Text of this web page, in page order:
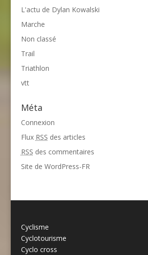
L'actu de Dylan Kowalski
Marche
Non classé
Trail
Triathlon
vtt
Méta
Connexion
Flux RSS des articles
RSS des commentaires
Site de WordPress-FR
Cyclisme
Cyclotourisme
Cyclo cross